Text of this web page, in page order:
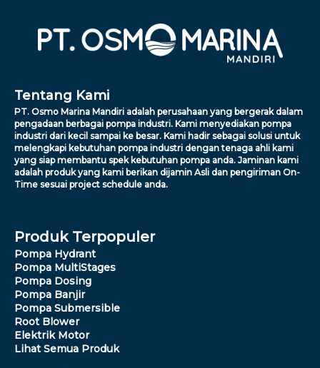
Tentang Kami
PT. Osmo Marina Mandiri adalah perusahaan yang bergerak dalam
pengadaan berbagai pompa industri. Kami menyediakan pompa
industri dari kecil sampai ke besar. Kami hadir sebagai solusi untuk
melengkapi kebutuhan pompa industri dengan tenaga ahli kami
yang siap membantu spek kebutuhan pompa anda. Jaminan kami
adalah produk yang kami berikan dijamin Asli dan pengiriman On-
Time sesuai project schedule anda.
Produk Terpopuler
Pompa Hydrant
Pompa MultiStages
Pompa Dosing
Pompa Banjir
Pompa Submersible
Root Blower
Elektrik Motor
Lihat Semua Produk